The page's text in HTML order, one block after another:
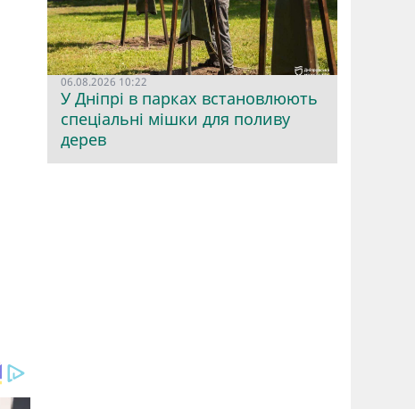
06.08.2026 10:22
У Дніпрі в парках встановлюють
спеціальні мішки для поливу
дерев